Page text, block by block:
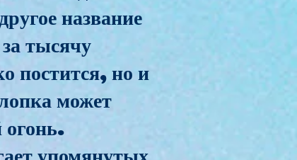
название
тысячу
постится, но и
может